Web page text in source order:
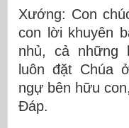
Xướng: Con
con lời khuyên
nhủ, cả những
luôn đặt Chúa
ngự bên hữu
Ðáp.